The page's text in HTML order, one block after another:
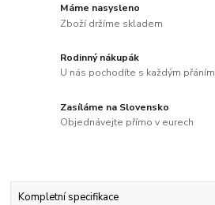
Máme nasysleno
Zboží držíme skladem
Rodinný nákupák
U nás pochodíte s každým přáním
Zasíláme na Slovensko
Objednávejte přímo v eurech
Kompletní specifikace